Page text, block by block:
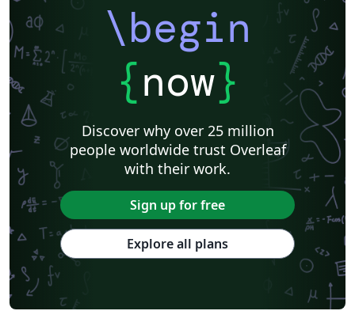
\begin
{now}
Discover why over 25 million
people worldwide trust Overleaf
with their work.
Sign up for free
Explore all plans